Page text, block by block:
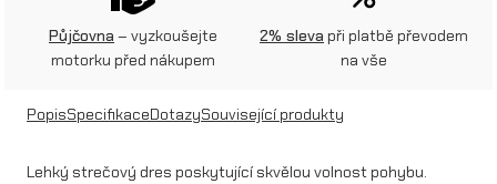
Y
H
Půjčovna – vyzkoušejte
motorku před nákupem
2% sleva při platbě převodem
na vše
PopisSpecifikaceDotazySouvisející produkty
Lehký strečový dres poskytující skvělou volnost pohybu.